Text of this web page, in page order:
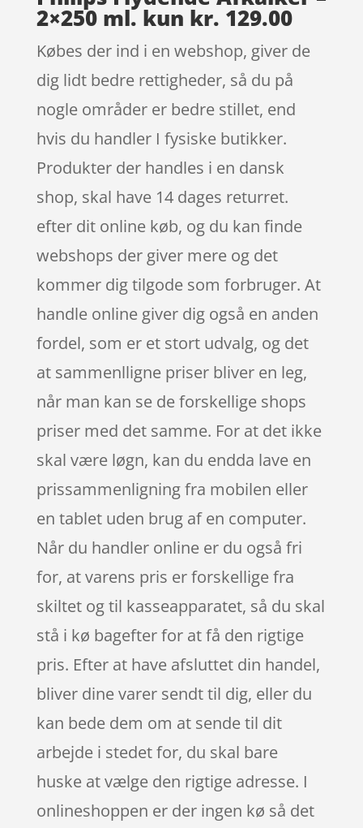
2×250 ml. kun kr. 129.00
Købes der ind i en webshop, giver de
dig lidt bedre rettigheder, så du på
nogle områder er bedre stillet, end
hvis du handler I fysiske butikker.
Produkter der handles i en dansk
shop, skal have 14 dages returret.
efter dit online køb, og du kan finde
webshops der giver mere og det
kommer dig tilgode som forbruger. At
handle online giver dig også en anden
fordel, som er et stort udvalg, og det
at sammenlligne priser bliver en leg,
når man kan se de forskellige shops
priser med det samme. For at det ikke
skal være løgn, kan du endda lave en
prissammenligning fra mobilen eller
en tablet uden brug af en computer.
Når du handler online er du også fri
for, at varens pris er forskellige fra
skiltet og til kasseapparatet, så du skal
stå i kø bagefter for at få den rigtige
pris. Efter at have afsluttet din handel,
bliver dine varer sendt til dig, eller du
kan bede dem om at sende til dit
arbejde i stedet for, du skal bare
huske at vælge den rigtige adresse. I
onlineshoppen er der ingen kø så det